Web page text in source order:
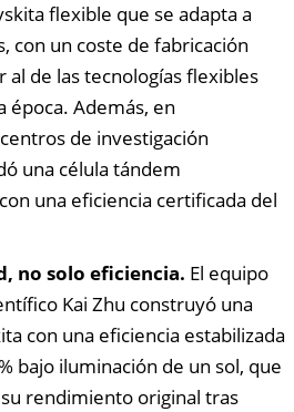
flexible que se adapta a
con un coste de fabricación
al de las tecnologías flexibles
época. Además, en
de investigación
una célula tándem
una eficiencia certificada del
no solo eficiencia. El equipo
Kai Zhu construyó una
con una eficiencia estabilizada
bajo iluminación de un sol, que
rendimiento original tras